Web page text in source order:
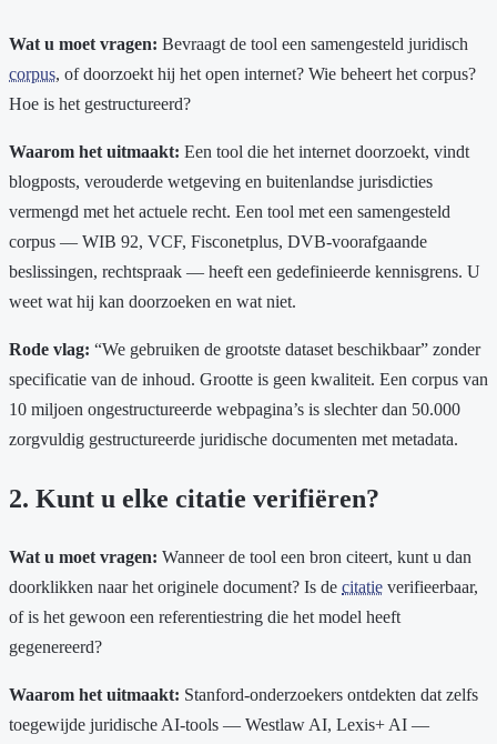
Wat u moet vragen: Bevraagt de tool een samengesteld juridisch
corpus, of doorzoekt hij het open internet? Wie beheert het corpus?
Hoe is het gestructureerd?
Waarom het uitmaakt: Een tool die het internet doorzoekt, vindt
blogposts, verouderde wetgeving en buitenlandse jurisdicties
vermengd met het actuele recht. Een tool met een samengesteld
corpus — WIB 92, VCF, Fisconetplus, DVB-voorafgaande
beslissingen, rechtspraak — heeft een gedefinieerde kennisgrens. U
weet wat hij kan doorzoeken en wat niet.
Rode vlag: “We gebruiken de grootste dataset beschikbaar” zonder
specificatie van de inhoud. Grootte is geen kwaliteit. Een corpus van
10 miljoen ongestructureerde webpagina’s is slechter dan 50.000
zorgvuldig gestructureerde juridische documenten met metadata.
2. Kunt u elke citatie verifiëren?
Wat u moet vragen: Wanneer de tool een bron citeert, kunt u dan
doorklikken naar het originele document? Is de citatie verifieerbaar,
of is het gewoon een referentiestring die het model heeft
gegenereerd?
Waarom het uitmaakt: Stanford-onderzoekers ontdekten dat zelfs
toegewijde juridische AI-tools — Westlaw AI, Lexis+ AI —